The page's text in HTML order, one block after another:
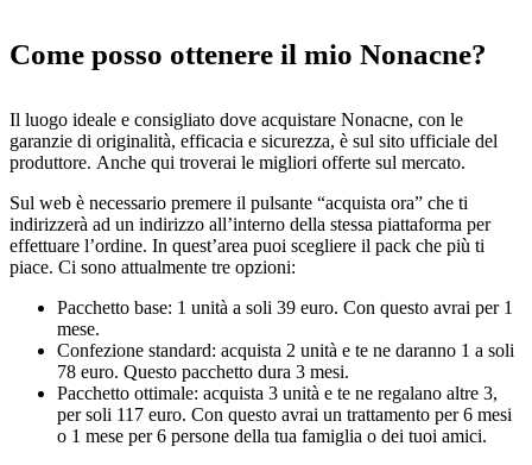
Come posso ottenere il mio Nonacne?
Il luogo ideale e consigliato dove acquistare Nonacne, con le
garanzie di originalità, efficacia e sicurezza, è sul sito ufficiale del
produttore. Anche qui troverai le migliori offerte sul mercato.
Sul web è necessario premere il pulsante “acquista ora” che ti
indirizzerà ad un indirizzo all’interno della stessa piattaforma per
effettuare l’ordine. In quest’area puoi scegliere il pack che più ti
piace. Ci sono attualmente tre opzioni:
Pacchetto base: 1 unità a soli 39 euro. Con questo avrai per 1
mese.
Confezione standard: acquista 2 unità e te ne daranno 1 a soli
78 euro. Questo pacchetto dura 3 mesi.
Pacchetto ottimale: acquista 3 unità e te ne regalano altre 3,
per soli 117 euro. Con questo avrai un trattamento per 6 mesi
o 1 mese per 6 persone della tua famiglia o dei tuoi amici.